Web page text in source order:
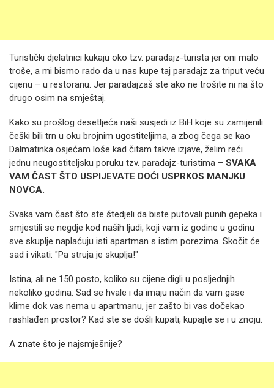
Turistički djelatnici kukaju oko tzv. paradajz-turista jer oni malo
troše, a mi bismo rado da u nas kupe taj paradajz za triput veću
cijenu – u restoranu. Jer paradajzaš ste ako ne trošite ni na što
drugo osim na smještaj.
Kako su prošlog desetljeća naši susjedi iz BiH koje su zamijenili
češki bili trn u oku brojnim ugostiteljima, a zbog čega se kao
Dalmatinka osjećam loše kad čitam takve izjave, želim reći
jednu neugostiteljsku poruku tzv. paradajz-turistima – SVAKA
VAM ČAST ŠTO USPIJEVATE DOĆI USPRKOS MANJKU
NOVCA.
Svaka vam čast što ste štedjeli da biste putovali punih gepeka i
smjestili se negdje kod naših ljudi, koji vam iz godine u godinu
sve skuplje naplaćuju isti apartman s istim porezima. Skočit će
sad i vikati: "Pa struja je skuplja!"
Istina, ali ne 150 posto, koliko su cijene digli u posljednjih
nekoliko godina. Sad se hvale i da imaju način da vam gase
klime dok vas nema u apartmanu, jer zašto bi vas dočekao
rashlađen prostor? Kad ste se došli kupati, kupajte se i u znoju.
A znate što je najsmješnije?